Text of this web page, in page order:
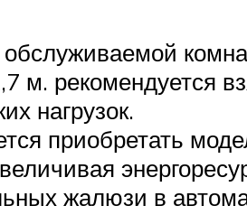
м. рекомендуется
нагрузок.
приобретать
жалюзи в